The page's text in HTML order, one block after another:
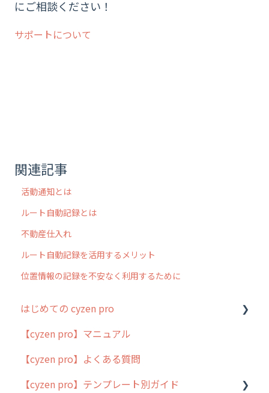
にご相談ください！
サポートについて
関連記事
活動通知とは
ルート自動記録とは
不動産仕入れ
ルート自動記録を活用するメリット
位置情報の記録を不安なく利用するために
はじめての cyzen pro
cyzen pro とは？
簡易マニュアル
cyzen proの位置情報取得について
【cyzen pro】マニュアル
【cyzen pro】よくある質問
【cyzen pro】テンプレート別ガイド